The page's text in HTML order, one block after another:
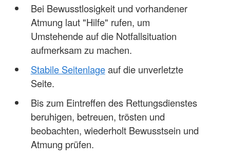
Bei Bewusstlosigkeit und vorhandener
Atmung laut "Hilfe" rufen, um
Umstehende auf die Notfallsituation
aufmerksam zu machen.
Stabile Seitenlageauf die unverletzte
Seite.
Bis zum Eintreffen des Rettungsdienstes
beruhigen, betreuen, trösten und
beobachten, wiederholt Bewusstsein und
Atmung prüfen.